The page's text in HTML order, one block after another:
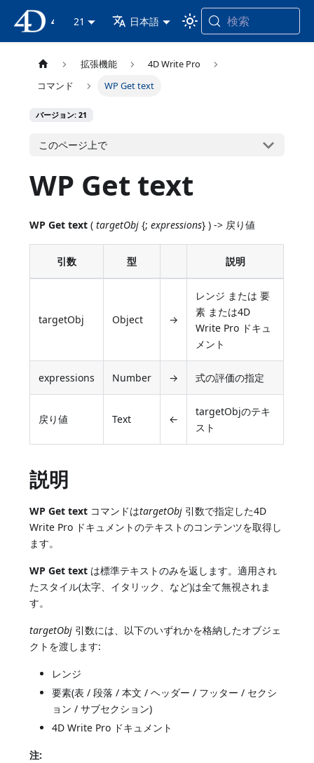
21 日本語 検索
拡張機能
4D Write Pro
コマンド
WP Get text
バージョン: 21
このページ上で
WP Get text
WP Get text (targetObj {;expressions} ) -> 戻り値
引数 型 説明
targetObj Object →
レンジ または 要
素 または4D
Write Pro ドキュ
メント
expressions Number → 式の評価の指定
戻り値 Text ←
targetObjのテキ
スト
説明
WP Get text コマンドはtargetObj 引数で指定した4D
Write Pro ドキュメントのテキストのコンテンツを取得し
ます。
WP Get text は標準テキストのみを返します。適用され
たスタイル(太字、イタリック、など)は全て無視されま
す。
targetObj 引数には、以下のいずれかを格納したオブジェ
クトを渡します:
レンジ
要素(表 / 段落 / 本文 / ヘッダー / フッター / セクシ
ョン / サブセクション)
4D Write Pro ドキュメント
注: